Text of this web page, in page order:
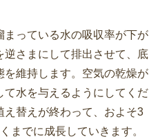
っている水の吸収率が下が
逆さまにして排出させて、底
維持します。空気の乾燥が
水を与えるようにしてくだ
え替えが終わって、およそ3
までに成長していきます。